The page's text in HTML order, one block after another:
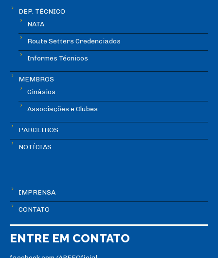
DEP. TÉCNICO
NATA
Route Setters Credenciados
Informes Técnicos
MEMBROS
Ginásios
Associações e Clubes
PARCEIROS
NOTÍCIAS
IMPRENSA
CONTATO
ENTRE EM CONTATO